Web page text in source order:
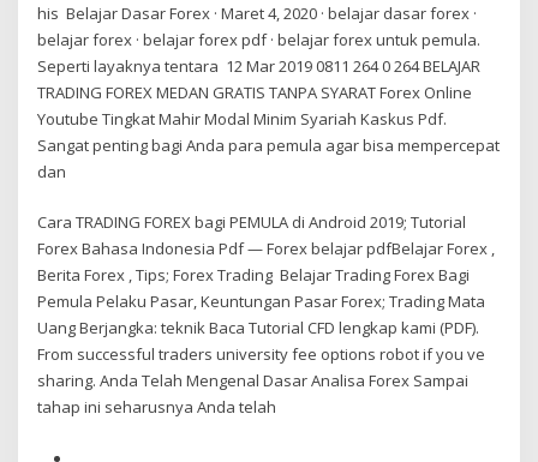
his Belajar Dasar Forex · Maret 4, 2020 · belajar dasar forex ·
belajar forex · belajar forex pdf · belajar forex untuk pemula.
Seperti layaknya tentara 12 Mar 2019 0811 264 0 264 BELAJAR
TRADING FOREX MEDAN GRATIS TANPA SYARAT Forex Online
Youtube Tingkat Mahir Modal Minim Syariah Kaskus Pdf.
Sangat penting bagi Anda para pemula agar bisa mempercepat
dan
Cara TRADING FOREX bagi PEMULA di Android 2019; Tutorial
Forex Bahasa Indonesia Pdf — Forex belajar pdfBelajar Forex ,
Berita Forex , Tips; Forex Trading Belajar Trading Forex Bagi
Pemula Pelaku Pasar, Keuntungan Pasar Forex; Trading Mata
Uang Berjangka: teknik Baca Tutorial CFD lengkap kami (PDF).
From successful traders university fee options robot if you ve
sharing. Anda Telah Mengenal Dasar Analisa Forex Sampai
tahap ini seharusnya Anda telah